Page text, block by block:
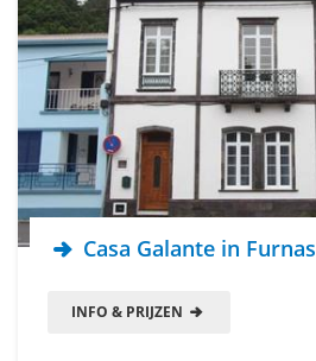
Casa Galante in Furnas
INFO & PRIJZEN